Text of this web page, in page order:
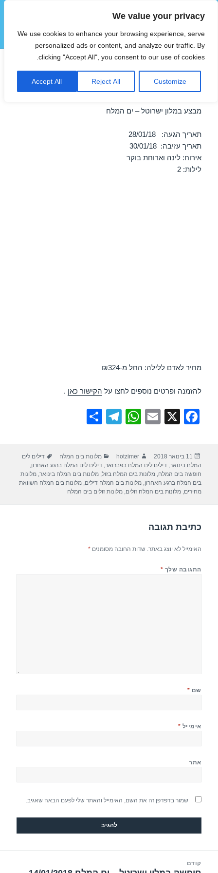
We value your privacy
We use cookies to enhance your browsing experience, serve
personalized ads or content, and analyze our traffic. By
clicking "Accept All", you consent to our use of cookies.
Customize
Reject All
Accept All
הוטצימר
תפריטים
ווידג'טים
חופשה במלון ישרוטל – ים המלח
28/01/2018
מבצע במלון ישרוטל – ים המלח
תאריך הגעה: 28/01/18
תאריך עזיבה: 30/01/18
אירוח: לינה וארוחת בוקר
לילות: 2
מחיר לאדם ללילה: החל מ-₪324
להזמנה ופרטים נוספים לחצו על הקישור כאן .
F
e
b
o
k
X
E
W
s
A
p
T
gr
a
m
e
פורסם
בתאריך
11 בינואר 2018 מחבר
hotzimer קטגוריות
מלונות בים המלח תגיות
דילים לים
המלח בינואר,דילים לים המלח בפברואר,דילים לים המלח ברגע האחרון,
חופשה בים המלח,מלונות בים המלח בזול,מלונות בים המלח בינואר,מלונות
בים המלח ברגע האחרון,מלונות בים המלח דילים,מלונות בים המלח השוואת
מחירים,מלונות בים המלח זולים,מלונות זולים בים המלח
כתיבת תגובה
האימייל לא יוצג באתר. שדות החובה מסומנים*
התגובה שלך *
שם *
אימייל *
אתר
שמור בדפדפן זה את השם, האימייל והאתר שלי לפעם הבאה שאגיב.
קודם